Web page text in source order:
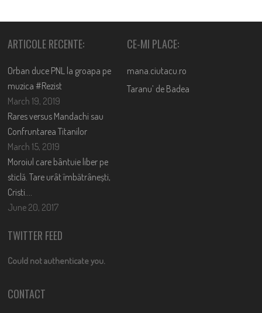
ARTICOLE RECENTE:
Orban duce PNL la groapa pe
muzica #Rezist
March 19, 2019
Rares versus Mandachi sau
Confruntarea Titanilor
March 15, 2019
Moroiul care bântuie liber pe
sticlă. Tare urât îmbătrânești,
Cristi….
June 20, 2017
CE-MI PLACE:
mana.ciutacu.ro
Taranu’ de Badea
TWITTER FEED
Could not authenticate you.
CONTACT